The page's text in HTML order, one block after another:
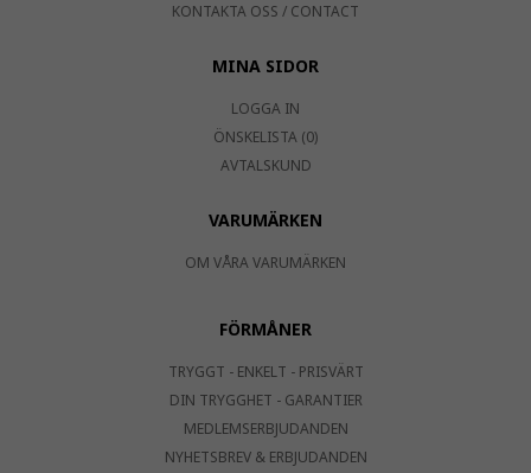
KONTAKTA OSS / CONTACT
MINA SIDOR
LOGGA IN
ÖNSKELISTA (0)
AVTALSKUND
VARUMÄRKEN
OM VÅRA VARUMÄRKEN
FÖRMÅNER
TRYGGT - ENKELT - PRISVÄRT
DIN TRYGGHET - GARANTIER
MEDLEMSERBJUDANDEN
NYHETSBREV & ERBJUDANDEN